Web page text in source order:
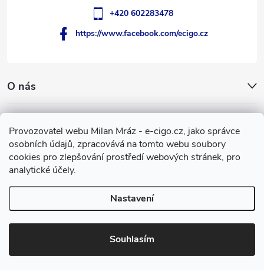
Provozovatel webu Milan Mráz - e-cigo.cz, jako správce
osobních údajů, zpracovává na tomto webu soubory
cookies pro zlepšování prostředí webových stránek, pro
analytické účely.
Nastavení
Souhlasím
O nás
Facebook
+420 602283478
https://www.facebook.com/ecigo.cz
Vytvořil Shoptet
Copyright 2007-2026e-cigo.cz. Všechna práva vyhrazena.